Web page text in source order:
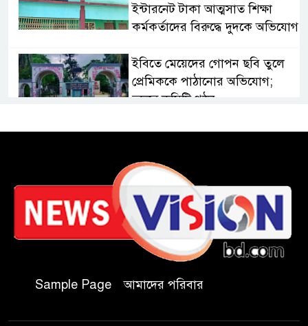
ইন্টারনেট টাকা আত্মসাত শিক্ষা
কর্মকর্তাদের বিরুদ্ধে দুদকে অভিযোগ
ইবিতে মেয়েদের গোপন ছবি তুলে
প্রেমিককে পাঠানোর অভিযোগ;
তদন্তে কমিটি গঠন
কুবিতে সেন্টার ফর জাকাত
১১ বিজিবির অভিযানে প্রায় ৯০
হাজার পিস বার্মিজ ইয়াবা উদ্ধার
চকরিয়ায় ফাঁসিয়াখালী সরকারি
প্রাথমিক বিদ্যালয়ের ম্যানেজিং
কমিটির সভাপতি নির্বাচিত মো.
Sample Page আমাদের পরিবার